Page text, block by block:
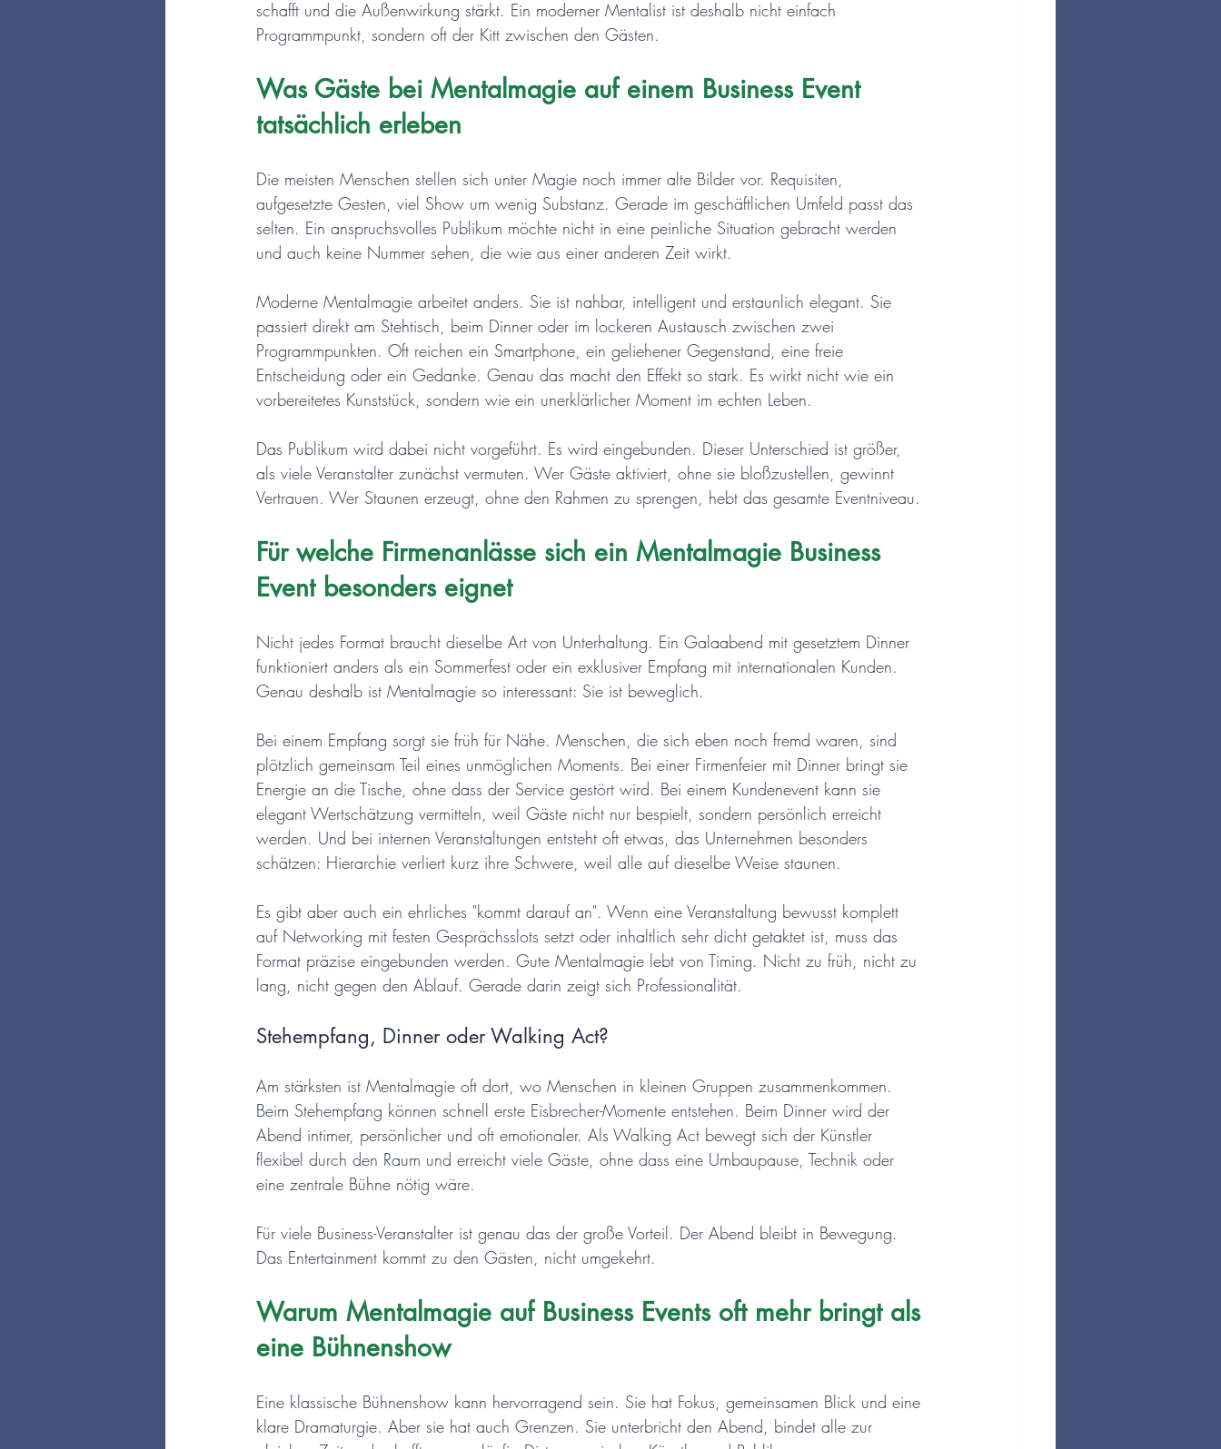
schafft und die Außenwirkung stärkt. Ein moderner Mentalist ist deshalb nicht einfach
Programmpunkt, sondern oft der Kitt zwischen den Gästen.
Was Gäste bei Mentalmagie auf einem Business Event
tatsächlich erleben
Die meisten Menschen stellen sich unter Magie noch immer alte Bilder vor. Requisiten,
aufgesetzte Gesten, viel Show um wenig Substanz. Gerade im geschäftlichen Umfeld passt das
selten. Ein anspruchsvolles Publikum möchte nicht in eine peinliche Situation gebracht werden
und auch keine Nummer sehen, die wie aus einer anderen Zeit wirkt.
Moderne Mentalmagie arbeitet anders. Sie ist nahbar, intelligent und erstaunlich elegant. Sie
passiert direkt am Stehtisch, beim Dinner oder im lockeren Austausch zwischen zwei
Programmpunkten. Oft reichen ein Smartphone, ein geliehener Gegenstand, eine freie
Entscheidung oder ein Gedanke. Genau das macht den Effekt so stark. Es wirkt nicht wie ein
vorbereitetes Kunststück, sondern wie ein unerklärlicher Moment im echten Leben.
Das Publikum wird dabei nicht vorgeführt. Es wird eingebunden. Dieser Unterschied ist größer,
als viele Veranstalter zunächst vermuten. Wer Gäste aktiviert, ohne sie bloßzustellen, gewinnt
Vertrauen. Wer Staunen erzeugt, ohne den Rahmen zu sprengen, hebt das gesamte Eventniveau.
Für welche Firmenanlässe sich ein Mentalmagie Business
Event besonders eignet
Nicht jedes Format braucht dieselbe Art von Unterhaltung. Ein Galaabend mit gesetztem Dinner
funktioniert anders als ein Sommerfest oder ein exklusiver Empfang mit internationalen Kunden.
Genau deshalb ist Mentalmagie so interessant: Sie ist beweglich.
Bei einem Empfang sorgt sie früh für Nähe. Menschen, die sich eben noch fremd waren, sind
plötzlich gemeinsam Teil eines unmöglichen Moments. Bei einer Firmenfeier mit Dinner bringt sie
Energie an die Tische, ohne dass der Service gestört wird. Bei einem Kundenevent kann sie
elegant Wertschätzung vermitteln, weil Gäste nicht nur bespielt, sondern persönlich erreicht
werden. Und bei internen Veranstaltungen entsteht oft etwas, das Unternehmen besonders
schätzen: Hierarchie verliert kurz ihre Schwere, weil alle auf dieselbe Weise staunen.
Es gibt aber auch ein ehrliches "kommt darauf an". Wenn eine Veranstaltung bewusst komplett
auf Networking mit festen Gesprächsslots setzt oder inhaltlich sehr dicht getaktet ist, muss das
Format präzise eingebunden werden. Gute Mentalmagie lebt von Timing. Nicht zu früh, nicht zu
lang, nicht gegen den Ablauf. Gerade darin zeigt sich Professionalität.
Stehempfang, Dinner oder Walking Act?
Am stärksten ist Mentalmagie oft dort, wo Menschen in kleinen Gruppen zusammenkommen.
Beim Stehempfang können schnell erste Eisbrecher-Momente entstehen. Beim Dinner wird der
Abend intimer, persönlicher und oft emotionaler. Als Walking Act bewegt sich der Künstler
flexibel durch den Raum und erreicht viele Gäste, ohne dass eine Umbaupause, Technik oder
eine zentrale Bühne nötig wäre.
Für viele Business-Veranstalter ist genau das der große Vorteil. Der Abend bleibt in Bewegung.
Das Entertainment kommt zu den Gästen, nicht umgekehrt.
Warum Mentalmagie auf Business Events oft mehr bringt als
eine Bühnenshow
Eine klassische Bühnenshow kann hervorragend sein. Sie hat Fokus, gemeinsamen Blick und eine
klare Dramaturgie. Aber sie hat auch Grenzen. Sie unterbricht den Abend, bindet alle zur